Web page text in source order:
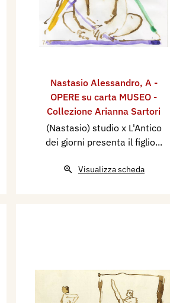
Nastasio Alessandro, A -
OPERE su carta MUSEO -
Collezione Arianna Sartori
(Nastasio) studio x L'Antico
dei giorni presenta il figlio...
Visualizza scheda